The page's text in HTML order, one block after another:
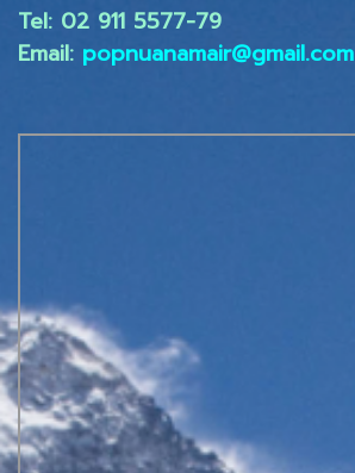
Tel: 02 ​911 5577-79
Email: popnuanamair@gmail.com